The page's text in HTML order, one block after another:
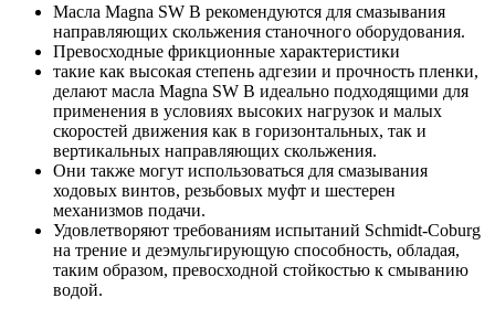
Масла Magna SW B рекомендуются для смазывания
направляющих скольжения станочного оборудования.
Превосходные фрикционные характеристики
такие как высокая степень адгезии и прочность пленки,
делают масла Magna SW B идеально подходящими для
применения в условиях высоких нагрузок и малых
скоростей движения как в горизонтальных, так и
вертикальных направляющих скольжения.
Они также могут использоваться для смазывания
ходовых винтов, резьбовых муфт и шестерен
механизмов подачи.
Удовлетворяют требованиям испытаний Schmidt-Coburg
на трение и деэмульгирующую способность, обладая,
таким образом, превосходной стойкостью к смыванию
водой.